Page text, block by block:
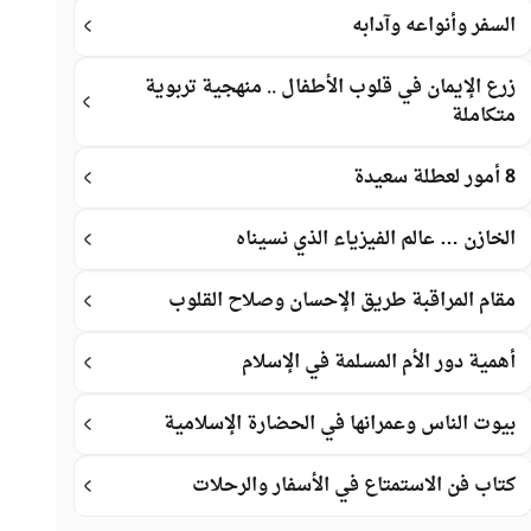
السفر وأنواعه وآدابه
زرع الإيمان في قلوب الأطفال .. منهجية تربوية
متكاملة
8 أمور لعطلة سعيدة
الخازن … عالم الفيزياء الذي نسيناه
مقام المراقبة طريق الإحسان وصلاح القلوب
أهمية دور الأم المسلمة في الإسلام
بيوت الناس وعمرانها في الحضارة الإسلامية
كتاب فن الاستمتاع في الأسفار والرحلات